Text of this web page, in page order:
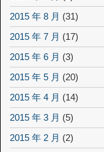
2015 年 8 月 (31)
2015 年 7 月 (17)
2015 年 6 月 (3)
2015 年 5 月 (20)
2015 年 4 月 (14)
2015 年 3 月 (5)
2015 年 2 月 (2)